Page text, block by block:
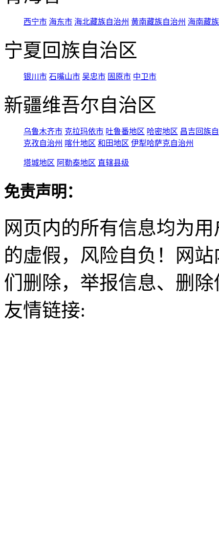
西宁市 海东市 海北藏族自治州 黄南藏族自治州 海南藏
宁夏回族自治区
银川市 石嘴山市 吴忠市 固原市 中卫市
新疆维吾尔自治区
乌鲁木齐市 克拉玛依市 吐鲁番地区 哈密地区 昌吉回族
克孜自治州 喀什地区 和田地区 伊犁哈萨克自治州
塔城地区 阿勒泰地区 直辖县级
免责声明：
网页内的所有信息均为
的虚假，风险自负！网
们删除，举报信息、删
友情链接: